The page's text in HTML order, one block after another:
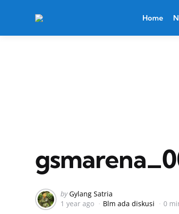
Home
Posted
by
by Gylang Satria
1 year ago
Blm ada diskusi 0